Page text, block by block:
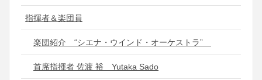
指揮者＆楽団員
楽団紹介 “シエナ・ウインド・オーケストラ”
首席指揮者 佐渡 裕 Yutaka Sado